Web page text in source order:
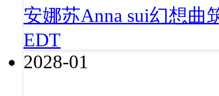
安娜苏Anna sui幻想曲
EDT
2028-01